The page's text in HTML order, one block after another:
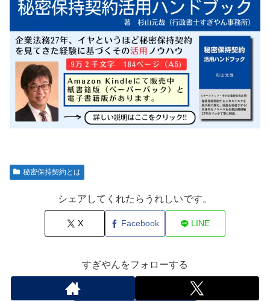
秘密保持契約とは
シェアしてくれたらうれしいです。
X Facebook LINE
すぎやんをフォローする